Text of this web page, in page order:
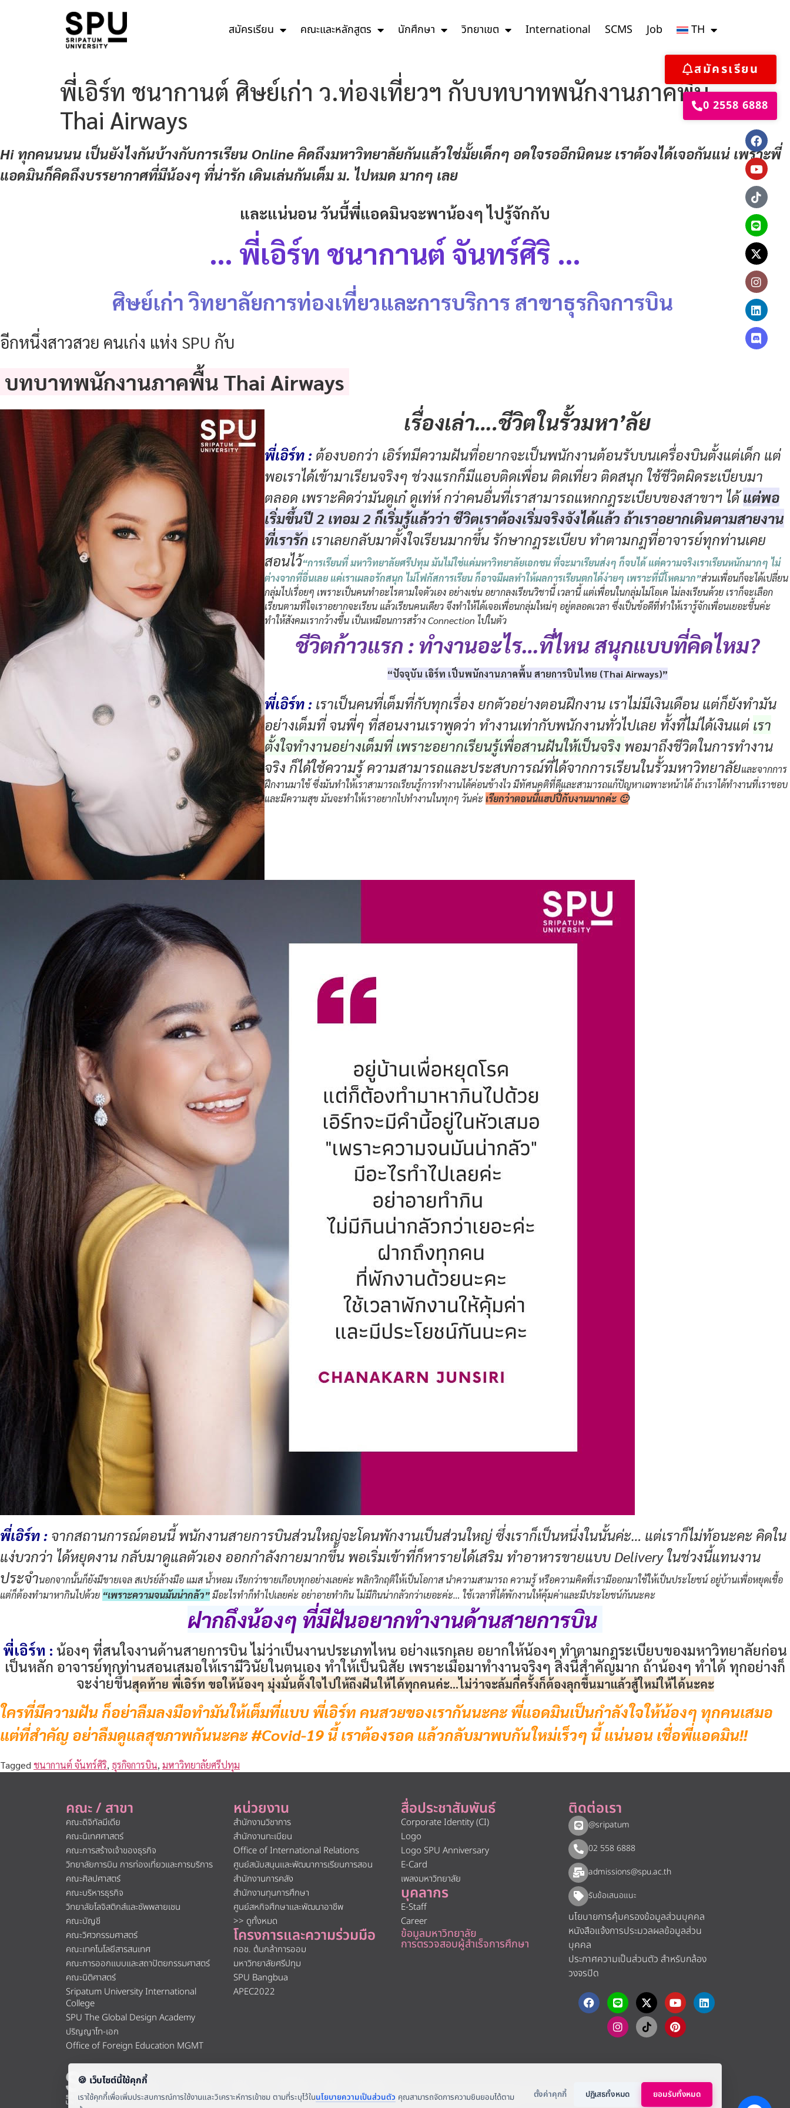
สมัครเรียน คณะและหลักสูตร นักศึกษา วิทยาเขต International SCMS Job TH
สมัครเรียน
0 2558 6888
พี่เอิร์ท ชนากานต์ ศิษย์เก่า ว.ท่องเที่ยวฯ กับบทบาทพนักงานภาคพื้น
Thai Airways
Hi ทุกคนนนน เป็นยังไงกันบ้างกับการเรียน Online คิดถึงมหาวิทยาลัยกันแล้วใช่มั้ยเด็กๆ อดใจรออีกนิดนะ เราต้องได้เจอกันแน่ เพราะพี่
แอดมินก็คิดถึงบรรยากาศที่มีน้องๆ ที่น่ารัก เดินเล่นกันเต็ม ม. ไปหมด มากๆ เลย
และแน่นอน วันนี้พี่แอดมินจะพาน้องๆ ไปรู้จักกับ
… พี่เอิร์ท ชนากานต์ จันทร์ศิริ …
ศิษย์เก่าวิทยาลัยการท่องเที่ยวและการบริการ สาขาธุรกิจการบิน
อีกหนึ่งสาวสวย คนเก่ง แห่ง SPU กับ
บทบาทพนักงานภาคพื้น Thai Airways
เรื่องเล่า….ชีวิตในรั้วมหา’ลัย
พี่เอิร์ท : ต้องบอกว่า เอิร์ทมีความฝันที่อยากจะเป็นพนักงานต้อนรับบนเครื่องบินตั้งแต่เด็ก แต่
พอเราได้เข้ามาเรียนจริงๆ ช่วงแรกก็มีแอบติดเพื่อน ติดเที่ยว ติดสนุก ใช้ชีวิตผิดระเบียบมา
ตลอด เพราะคิดว่ามันดูเก๋ ดูเท่ห์ กว่าคนอื่นที่เราสามารถแหกกฎระเบียบของสาขาฯ ได้แต่พอ
เริ่มขึ้นปี2 เทอม 2 ก็เริ่มรู้แล้วว่า ชีวิตเราต้องเริ่มจริงจังได้แล้ว ถ้าเราอยากเดินตามสายงาน
ที่เรารัก เราเลยกลับมาตั้งใจเรียนมากขึ้น รักษากฎระเบียบ ทำตามกฎที่อาจารย์ทุกท่านเคย
สอนไว้“การเรียนที่ มหาวิทยาลัยศรีปทุม มันไม่ใช่แค่มหาวิทยาลัยเอกชน ที่จะมาเรียนส่งๆ ก็จบได้ แต่ความจริงเราเรียนหนักมากๆ ไม่
ต่างจากที่อื่นเลย แค่เราเผลอรักสนุก ไม่โฟกัสการเรียน ก็อาจมีผลทำให้ผลการเรียนตกได้ง่ายๆ เพราะที่นี่โหดมาก”ส่วนเพื่อนก็จะได้เปลี่ยน
กลุ่มไปเรื่อยๆ เพราะเป็นคนทำอะไรตามใจตัวเอง อย่างเช่น อยากลงเรียนวิชานี้ เวลานี้ แต่เพื่อนในกลุ่มไม่โอเค ไม่ลงเรียนด้วย เราก็จะเลือก
เรียนตามที่ใจเราอยากจะเรียน แล้วเรียนคนเดียว จึงทำให้ได้เจอเพื่อนกลุ่มใหม่ๆ อยู่ตลอดเวลา ซึ่งเป็นข้อดีที่ทำให้เรารู้จักเพื่อนเยอะขึ้นค่ะ
ทำให้สังคมเรากว้างขึ้น เป็นเหมือนการสร้าง Connection ไปในตัว
ชีวิตก้าวแรก : ทำงานอะไร…ที่ไหน สนุกแบบที่คิดไหม?
“ปัจจุบัน เอิร์ท เป็นพนักงานภาคพื้น สายการบินไทย (Thai Airways)”
พี่เอิร์ท : เราเป็นคนที่เต็มที่กับทุกเรื่อง ยกตัวอย่างตอนฝึกงาน เราไม่มีเงินเดือน แต่ก็ยังทำมัน
อย่างเต็มที่ จนพี่ๆ ที่สอนงานเราพูดว่า ทำงานเท่ากับพนักงานทั่วไปเลย ทั้งที่ไม่ได้เงินแต่ เรา
ตั้งใจทำงานอย่างเต็มที่ เพราะอยากเรียนรู้เพื่อสานฝันให้เป็นจริง พอมาถึงชีวิตในการทำงาน
จริง ก็ได้ใช้ความรู้ ความสามารถและประสบการณ์ที่ได้จากการเรียนในรั้วมหาวิทยาลัยและจากการ
ฝึกงานมาใช้ ซึ่งมันทำให้เราสามารถเรียนรู้การทำงานได้ค่อนข้างไว มีทัศนคติที่ดีและสามารถแก้ปัญหาเฉพาะหน้าได้ ถ้าเราได้ทำงานที่เราชอบ
และมีความสุข มันจะทำให้เราอยากไปทำงานในทุกๆ วันค่ะเรียกว่าตอนนี้แฮปปี้กับงานมากค่ะ 🙂
พี่เอิร์ท : จากสถานการณ์ตอนนี้ พนักงานสายการบินส่วนใหญ่จะโดนพักงานเป็นส่วนใหญ่ ซึ่งเราก็เป็นหนึ่งในนั้นค่ะ… แต่เราก็ไม่ท้อนะคะ คิดใน
แง่บวกว่า ได้หยุดงาน กลับมาดูแลตัวเอง ออกกำลังกายมากขึ้น พอเริ่มเข้าที่ก็หารายได้เสริม ทำอาหารขายแบบ Delivery ในช่วงนี้แทนงาน
ประจำนอกจากนั้นก็ยังมีขายเจล สเปรย์ล้างมือ แมส น้ำหอม เรียกว่าขายเกือบทุกอย่างเลยค่ะ พลิกวิกฤติให้เป็นโอกาส นำความสามารถ ความรู้ หรือความคิดที่เรามีออกมาใช้ให้เป็นประโยชน์ อยู่บ้านเพื่อหยุดเชื้อ
แต่ก็ต้องทำมาหากินไปด้วย “เพราะความจนมันน่ากลัว”มีอะไรทำก็ทำไปเลยค่ะ อย่าอายทำกิน ไม่มีกินน่ากลัวกว่าเยอะค่ะ… ใช้เวลาที่ได้พักงานให้คุ้มค่าและมีประโยชน์กันนะคะ
ฝากถึงน้องๆ ที่มีฝันอยากทำงานด้านสายการบิน
พี่เอิร์ท : น้องๆ ที่สนใจงานด้านสายการบิน ไม่ว่าเป็นงานประเภทไหน อย่างแรกเลย อยากให้น้องๆ ทำตามกฎระเบียบของมหาวิทยาลัยก่อน
เป็นหลัก อาจารย์ทุกท่านสอนเสมอให้เรามีวินัยในตนเอง ทำให้เป็นนิสัย เพราะเมื่อมาทำงานจริงๆ สิ่งนี้สำคัญมาก ถ้าน้องๆ ทำได้ ทุกอย่างก็
จะง่ายขึ้นสุดท้าย พี่เอิร์ท ขอให้น้องๆ มุ่งมั่นตั้งใจไปให้ถึงฝันให้ได้ทุกคนค่ะ…ไม่ว่าจะล้มกี่ครั้งก็ต้องลุกขึ้นมาแล้วสู้ใหม่ให้ได้นะคะ
ใครที่มีความฝัน ก็อย่าลืมลงมือทำมันให้เต็มที่แบบ พี่เอิร์ท คนสวยของเรากันนะคะ พี่แอดมินเป็นกำลังใจให้น้องๆ ทุกคนเสมอ
แต่ที่สำคัญ อย่าลืมดูแลสุขภาพกันนะคะ #Covid-19 นี้ เราต้องรอด แล้วกลับมาพบกันใหม่เร็วๆ นี้ แน่นอน เชื่อพี่แอดมิน!!
Tagged ชนากานต์ จันทร์ศิริ, ธุรกิจการบิน, มหาวิทยาลัยศรีปทุม
คณะ / สาขา
คณะดิจิทัลมีเดีย
คณะนิเทศศาสตร์
คณะการสร้างเจ้าของธุรกิจ
วิทยาลัยการบิน การท่องเที่ยวและการบริการ
คณะศิลปศาสตร์
คณะบริหารธุรกิจ
วิทยาลัยโลจิสติกส์และซัพพลายเชน
คณะบัญชี
คณะวิศวกรรมศาสตร์
คณะเทคโนโลยีสารสนเทศ
คณะการออกแบบและสถาปัตยกรรมศาสตร์
คณะนิติศาสตร์
Sripatum University International
College
SPU The Global Design Academy
ปริญญาโท-เอก
Office of Foreign Education MGMT
หน่วยงาน
สำนักงานวิชาการ
สำนักงานทะเบียน
Office of International Relations
ศูนย์สนับสนุนและพัฒนาการเรียนการสอน
สำนักงานการคลัง
สำนักงานทุนการศึกษา
ศูนย์สหกิจศึกษาและพัฒนาอาชีพ
>> ดูทั้งหมด
โครงการและความร่วมมือ
กอช. ต้นกล้าการออม
มหาวิทยาลัยศรีปทุม
SPU Bangbua
APEC2022
สื่อประชาสัมพันธ์
Corporate Identity (CI)
Logo
Logo SPU Anniversary
E-Card
เพลงมหาวิทยาลัย
บุคลากร
E-Staff
Career
ข้อมูลมหาวิทยาลัย
การตรวจสอบผู้สำเร็จการศึกษา
ติดต่อเรา
@sripatum
02 558 6888
admissions@spu.ac.th
รับข้อเสนอแนะ​
นโยบายการคุ้มครองข้อมูลส่วนบุคคล
หนังสือแจ้งการประมวลผลข้อมูลส่วน
บุคคล
ประกาศความเป็นส่วนตัว สำหรับกล้อง
วงจรปิด
About
มหาวิทยาลัยศรีปทุม 2410/2 ถ.พหลโยธิน เขตจตุจักร กรุงเทพฯ 10900 Tel: (662) 558-6888 Fax: (662) 561 1721